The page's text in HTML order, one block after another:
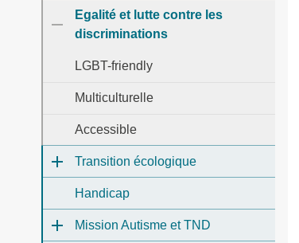
Egalité et lutte contre les
discriminations
LGBT-friendly
Multiculturelle
Accessible
Transition écologique
Handicap
Mission Autisme et TND